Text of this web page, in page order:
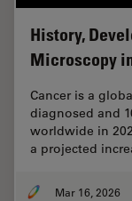
History,
Microscopy
Cancer is a
diagnosed and
worldwide in
a projected
Mar 16, 2026